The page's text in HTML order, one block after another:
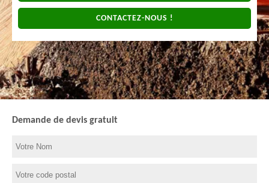
CONTACTEZ-NOUS !
Demande de devis gratuit